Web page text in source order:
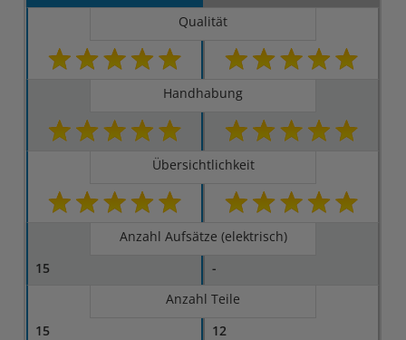
Qualität
Handhabung
Übersichtlichkeit
Anzahl Aufsätze (elektrisch)
15
-
Anzahl Teile
15
12